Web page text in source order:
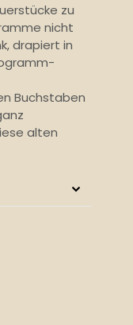
zu
nicht
drapiert in
Buchstaben
alten